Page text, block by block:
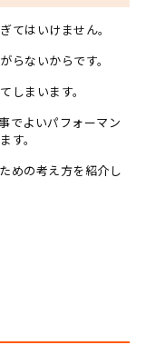
てはいけません。
らないからです。
しまいます。
でよいパフォーマン
す。
めの考え方を紹介し